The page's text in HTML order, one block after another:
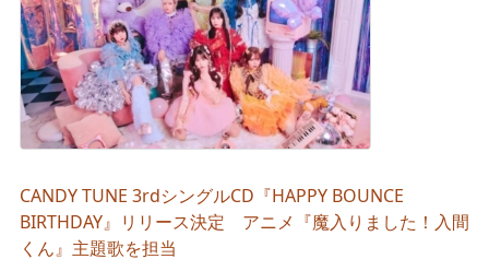
CANDY TUNE 3rdシングルCD『HAPPY BOUNCE
BIRTHDAY』リリース決定 アニメ『魔入りました！入間
くん』主題歌を担当